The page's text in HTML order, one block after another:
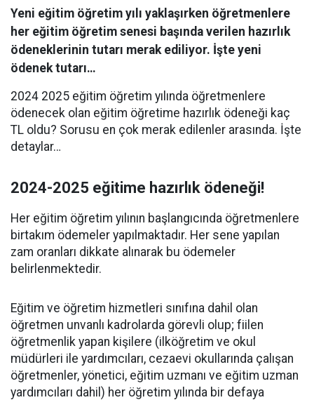
Yeni eğitim öğretim yılı yaklaşırken öğretmenlere
her eğitim öğretim senesi başında verilen hazırlık
ödeneklerinin tutarı merak ediliyor. İşte yeni
ödenek tutarı…
2024 2025 eğitim öğretim yılında öğretmenlere
ödenecek olan eğitim öğretime hazırlık ödeneği kaç
TL oldu? Sorusu en çok merak edilenler arasında. İşte
detaylar…
2024-2025 eğitime hazırlık ödeneği!
Her eğitim öğretim yılının başlangıcında öğretmenlere
birtakım ödemeler yapılmaktadır. Her sene yapılan
zam oranları dikkate alınarak bu ödemeler
belirlenmektedir.
Eğitim ve öğretim hizmetleri sınıfına dahil olan
öğretmen unvanlı kadrolarda görevli olup; fiilen
öğretmenlik yapan kişilere (ilköğretim ve okul
müdürleri ile yardımcıları, cezaevi okullarında çalışan
öğretmenler, yönetici, eğitim uzmanı ve eğitim uzman
yardımcıları dahil) her öğretim yılında bir defaya